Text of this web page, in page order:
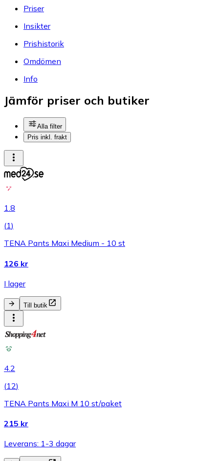
Priser
Insikter
Prishistorik
Omdömen
Info
Jämför priser och butiker
Alla filter
Pris inkl. frakt
1.8
(1)
TENA Pants Maxi Medium - 10 st
126 kr
I lager
Till butik
4.2
(12)
TENA Pants Maxi M 10 st/paket
215 kr
Leverans: 1-3 dagar